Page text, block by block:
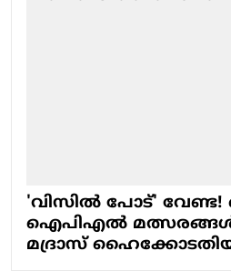
'വിസിൽ പോട്'
ഐപിഎൽ
മദ്രാസ്